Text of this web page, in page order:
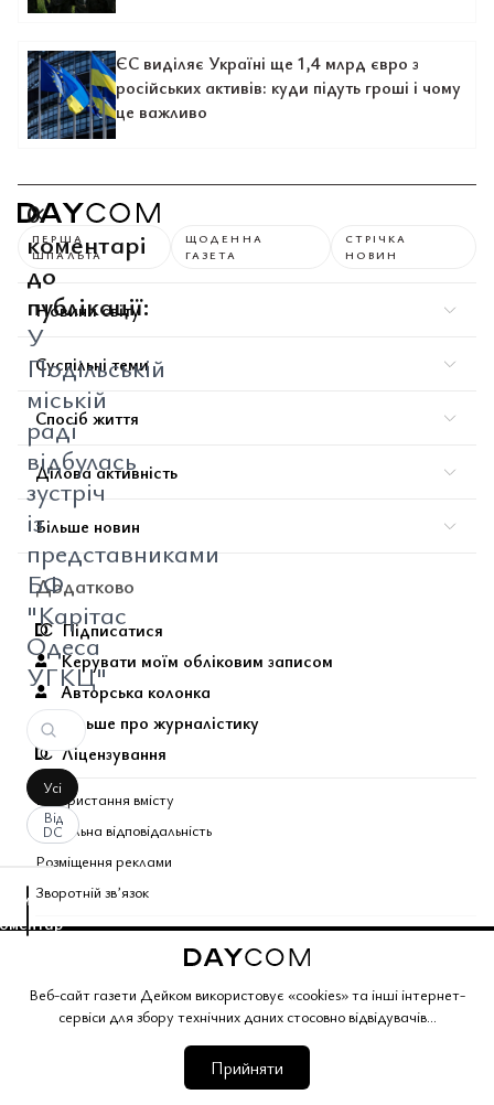
Веб-сайт газети Дейком використовує «cookies» та інші інтернет-
сервіси для збору технічних даних стосовно відвідувачів...
Прийняти
ЄС виділяє Україні ще 1,4 млрд євро з
російських активів: куди підуть гроші і чому
це важливо
0
коментарі
до
публікації:
У
Подільській
міській
раді
відбулась
зустріч
із
представниками
БФ
"Карітас
Одеса
УГКЦ"
Усі
Від
DC
За
коментарів
ПЕРША
ШПАЛЬТА
ЩОДЕННА
ГАЗЕТА
СТРІЧКА
НОВИН
Новини світу
Суспільні теми
Спосіб життя
Ділова активність
Більше новин
Додатково
Підписатися
Керувати моїм обліковим записом
Авторська колонка
Більше про журналістику
Ліцензування
Використання вмісту
Соціальна відповідальність
Розміщення реклами
Зворотній звʼязок
Поєднані теми газети
Copyright © 2026 Газета Дейком . Всі права захищено.
Корпоративний розділГазета ДейкомУгоди та партнерство
Політика конфіденційностіРедакційна політика
Умови продажу Мапа сайту
web application version 3.0.0441